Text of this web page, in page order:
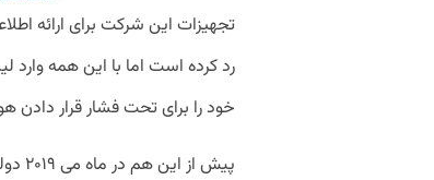
تجهیزات این شرکت برای ارائه
رد کرده است اما با این همه
خود را برای تحت فشار قرار دادن